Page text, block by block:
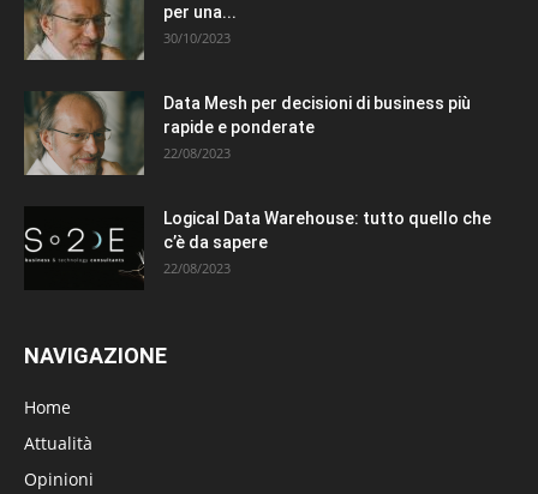
per una...
30/10/2023
Data Mesh per decisioni di business più
rapide e ponderate
22/08/2023
Logical Data Warehouse: tutto quello che
c’è da sapere
22/08/2023
NAVIGAZIONE
Home
Attualità
Opinioni